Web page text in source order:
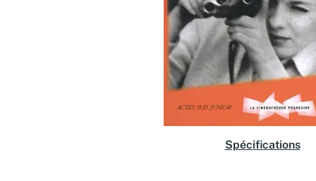
Spécifications